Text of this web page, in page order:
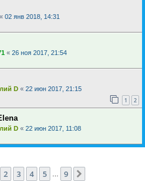
« 02 янв 2018, 14:31
« 26 ноя 2017, 21:54
D « 22 июн 2017, 21:15
1 2
D « 22 июн 2017, 11:08
из
2 3 4 5 9